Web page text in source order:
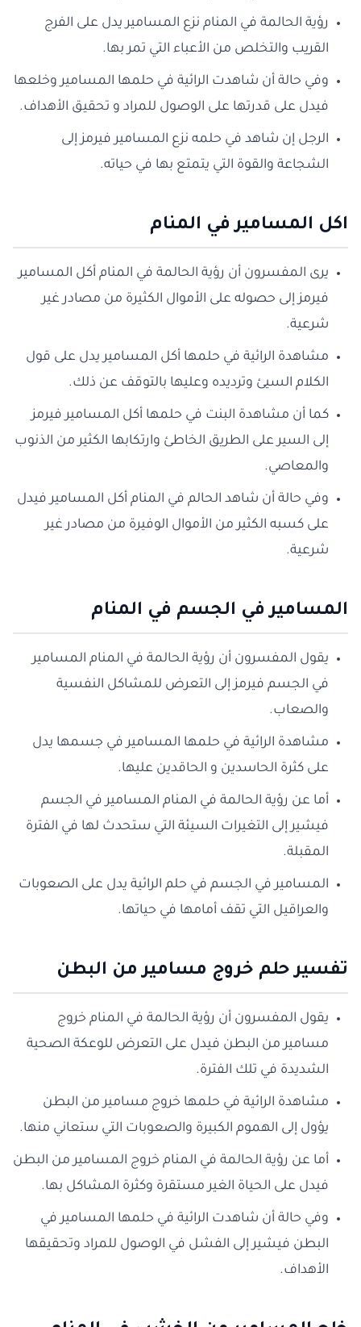
رؤية الحالمة في المنام نزع المسامير يدل على الفرج
القريب والتخلص من الأعباء التي تمر بها.
وفي حالة أن شاهدت الرائية في حلمها المسامير وخلعها
فيدل على قدرتها على الوصول للمراد و تحقيق الأهداف.
الرجل إن شاهد في حلمه نزع المسامير فيرمز إلى
الشجاعة والقوة التي يتمتع بها في حياته.
اكل المسامير في المنام
يرى المفسرون أن رؤية الحالمة في المنام أكل المسامير
فيرمز إلى حصوله على الأموال الكثيرة من مصادر غير
شرعية.
مشاهدة الرائية في حلمها أكل المسامير يدل على قول
الكلام السيئ وترديده وعليها بالتوقف عن ذلك.
كما أن مشاهدة البنت في حلمها أكل المسامير فيرمز
إلى السير على الطريق الخاطئ وارتكابها الكثير من الذنوب
والمعاصي.
وفي حالة أن شاهد الحالم في المنام أكل المسامير فيدل
على كسبه الكثير من الأموال الوفيرة من مصادر غير
شرعية.
المسامير في الجسم في المنام
يقول المفسرون أن رؤية الحالمة في المنام المسامير
في الجسم فيرمز إلى التعرض للمشاكل النفسية
والصعاب.
مشاهدة الرائية في حلمها المسامير في جسمها يدل
على كثرة الحاسدين و الحاقدين عليها.
أما عن رؤية الحالمة في المنام المسامير في الجسم
فيشير إلى التغيرات السيئة التي ستحدث لها في الفترة
المقبلة.
المسامير في الجسم في حلم الرائية يدل على الصعوبات
والعراقيل التي تقف أمامها في حياتها.
تفسير حلم خروج مسامير من البطن
يقول المفسرون أن رؤية الحالمة في المنام خروج
مسامير من البطن فيدل على التعرض للوعكة الصحية
الشديدة في تلك الفترة.
مشاهدة الرائية في حلمها خروج مسامير من البطن
يؤول إلى الهموم الكبيرة والصعوبات التي ستعاني منها.
أما عن رؤية الحالمة في المنام خروج المسامير من البطن
فيدل على الحياة الغير مستقرة وكثرة المشاكل بها.
وفي حالة أن شاهدت الرائية في حلمها المسامير في
البطن فيشير إلى الفشل في الوصول للمراد وتحقيقها
الأهداف.